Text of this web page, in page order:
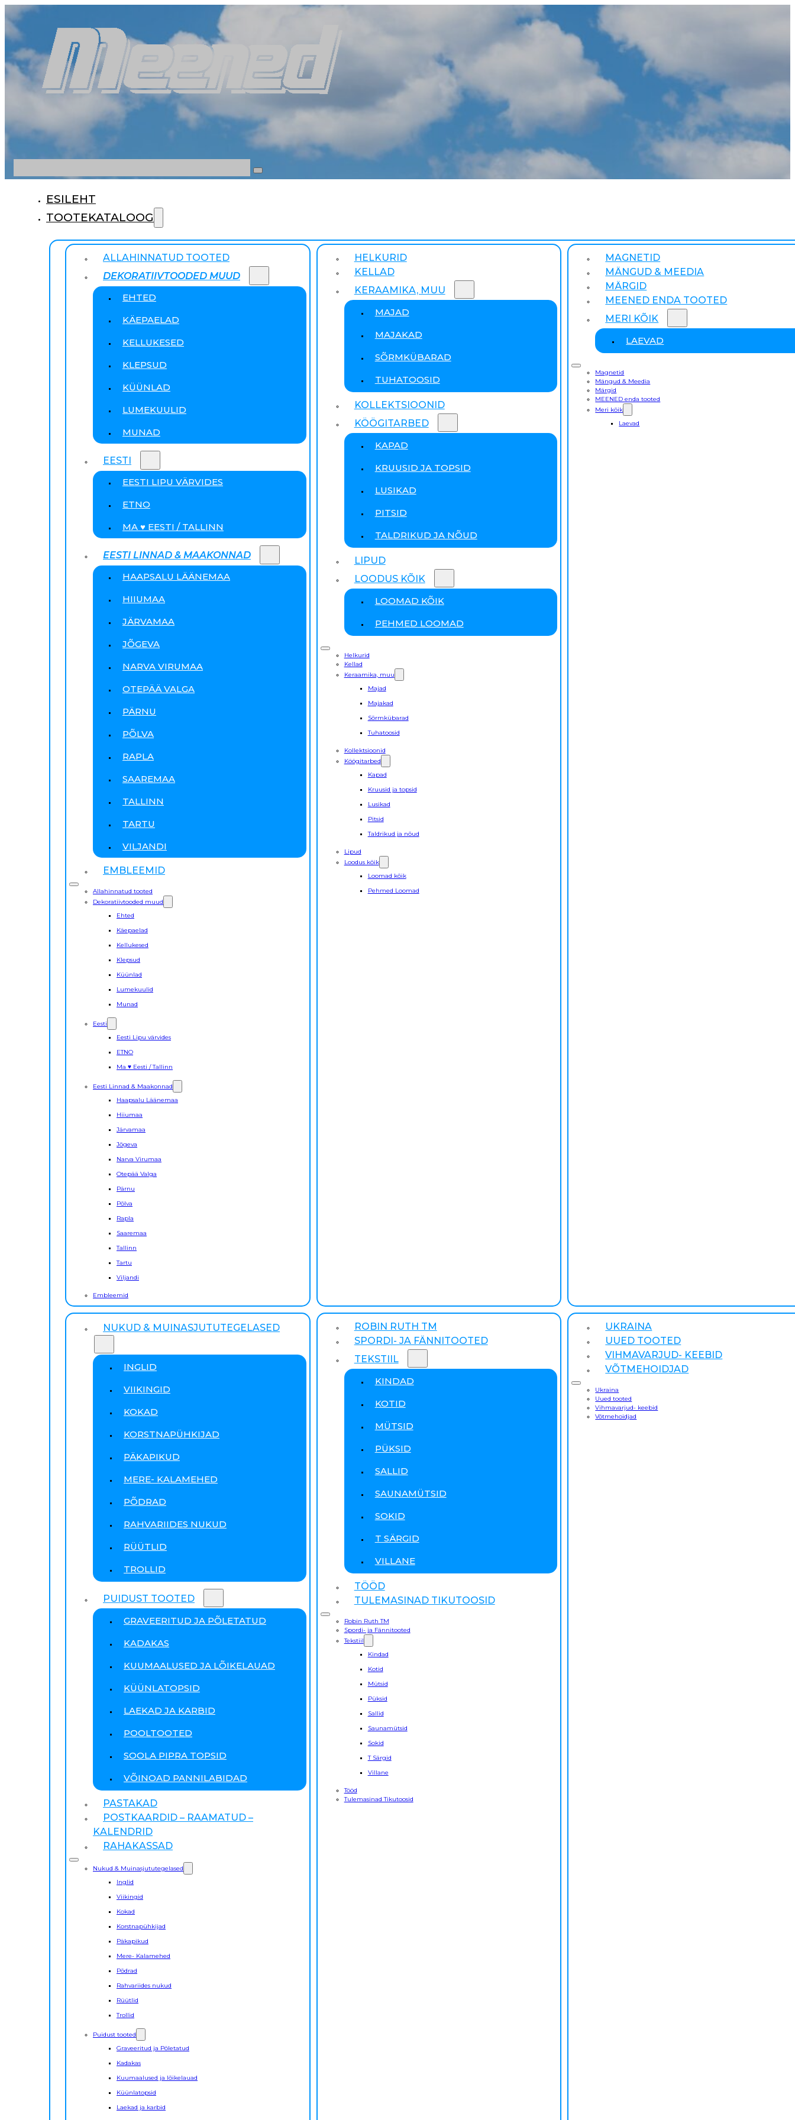
ESILEHT
TOOTEKATALOOG
ALLAHINNATUD TOOTED
DEKORATIIVTOODED MUUD
EHTED
KÄEPAELAD
KELLUKESED
KLEPSUD
KÜÜNLAD
LUMEKUULID
MUNAD
EESTI
EESTI LIPU VÄRVIDES
ETNO
MA ♥ EESTI / TALLINN
EESTI LINNAD & MAAKONNAD
HAAPSALU LÄÄNEMAA
HIIUMAA
JÄRVAMAA
JÕGEVA
NARVA VIRUMAA
OTEPÄÄ VALGA
PÄRNU
PÕLVA
RAPLA
SAAREMAA
TALLINN
TARTU
VILJANDI
EMBLEEMID
Allahinnatud tooted
Dekoratiivtooded muud
Ehted
Käepaelad
Kellukesed
Klepsud
Küünlad
Lumekuulid
Munad
Eesti
Eesti Lipu värvides
ETNO
Ma ♥ Eesti / Tallinn
Eesti Linnad & Maakonnad
Haapsalu Läänemaa
Hiiumaa
Järvamaa
Jõgeva
Narva Virumaa
Otepää Valga
Pärnu
Põlva
Rapla
Saaremaa
Tallinn
Tartu
Viljandi
Embleemid
HELKURID
KELLAD
KERAAMIKA, MUU
MAJAD
MAJAKAD
SÕRMKÜBARAD
TUHATOOSID
KOLLEKTSIOONID
KÖÖGITARBED
KAPAD
KRUUSID JA TOPSID
LUSIKAD
PITSID
TALDRIKUD JA NÕUD
LIPUD
LOODUS KÕIK
LOOMAD KÕIK
PEHMED LOOMAD
Helkurid
Kellad
Keraamika, muu
Majad
Majakad
Sõrmkübarad
Tuhatoosid
Kollektsioonid
Köögitarbed
Kapad
Kruusid ja topsid
Lusikad
Pitsid
Taldrikud ja nõud
Lipud
Loodus kõik
Loomad kõik
Pehmed Loomad
MAGNETID
MÄNGUD & MEEDIA
MÄRGID
MEENED ENDA TOOTED
MERI KÕIK
LAEVAD
Magnetid
Mängud & Meedia
Märgid
MEENED enda tooted
Meri kõik
Laevad
NUKUD & MUINASJUTUTEGELASED
INGLID
VIIKINGID
KOKAD
KORSTNAPÜHKIJAD
PÄKAPIKUD
MERE- KALAMEHED
PÕDRAD
RAHVARIIDES NUKUD
RÜÜTLID
TROLLID
PUIDUST TOOTED
GRAVEERITUD JA PÕLETATUD
KADAKAS
KUUMAALUSED JA LÕIKELAUAD
KÜÜNLATOPSID
LAEKAD JA KARBID
POOLTOOTED
SOOLA PIPRA TOPSID
VÕINOAD PANNILABIDAD
PASTAKAD
POSTKAARDID – RAAMATUD –
KALENDRID
RAHAKASSAD
Nukud & Muinasjututegelased
Inglid
Viikingid
Kokad
Korstnapühkijad
Päkapikud
Mere- Kalamehed
Põdrad
Rahvariides nukud
Rüütlid
Trollid
Puidust tooted
Graveeritud ja Põletatud
Kadakas
Kuumaalused ja lõikelauad
Küünlatopsid
Laekad ja karbid
ROBIN RUTH TM
SPORDI- JA FÄNNITOOTED
TEKSTIIL
KINDAD
KOTID
MÜTSID
PÜKSID
SALLID
SAUNAMÜTSID
SOKID
T SÄRGID
VILLANE
TÖÖD
TULEMASINAD TIKUTOOSID
Robin Ruth TM
Spordi- ja Fännitooted
Tekstiil
Kindad
Kotid
Mütsid
Püksid
Sallid
Saunamütsid
Sokid
T Särgid
Villane
Tööd
Tulemasinad Tikutoosid
UKRAINA
UUED TOOTED
VIHMAVARJUD- KEEBID
VÕTMEHOIDJAD
Ukraina
Uued tooted
Vihmavarjud- keebid
Võtmehoidjad